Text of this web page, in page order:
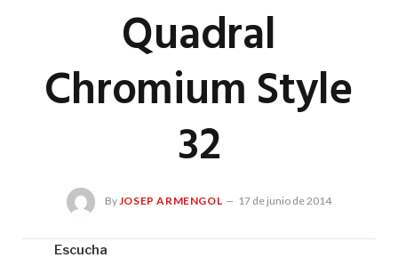
Quadral
Chromium Style
32
ByJOSEP ARMENGOL 17 de junio de 2014
Escucha